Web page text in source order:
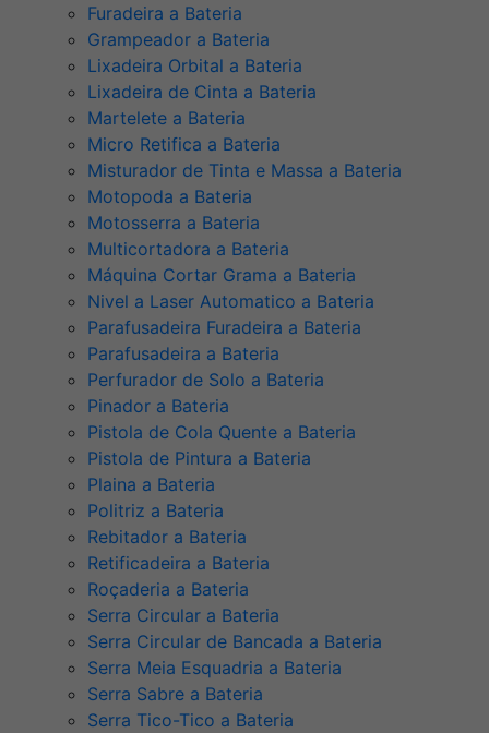
Furadeira a Bateria
Grampeador a Bateria
Lixadeira Orbital a Bateria
Lixadeira de Cinta a Bateria
Martelete a Bateria
Micro Retifica a Bateria
Misturador de Tinta e Massa a Bateria
Motopoda a Bateria
Motosserra a Bateria
Multicortadora a Bateria
Máquina Cortar Grama a Bateria
Nivel a Laser Automatico a Bateria
Parafusadeira Furadeira a Bateria
Parafusadeira a Bateria
Perfurador de Solo a Bateria
Pinador a Bateria
Pistola de Cola Quente a Bateria
Pistola de Pintura a Bateria
Plaina a Bateria
Politriz a Bateria
Rebitador a Bateria
Retificadeira a Bateria
Roçaderia a Bateria
Serra Circular a Bateria
Serra Circular de Bancada a Bateria
Serra Meia Esquadria a Bateria
Serra Sabre a Bateria
Serra Tico-Tico a Bateria